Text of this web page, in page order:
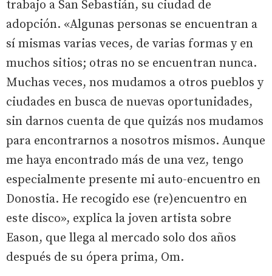
trabajo a San Sebastián, su ciudad de
adopción. «Algunas personas se encuentran a
sí mismas varias veces, de varias formas y en
muchos sitios; otras no se encuentran nunca.
Muchas veces, nos mudamos a otros pueblos y
ciudades en busca de nuevas oportunidades,
sin darnos cuenta de que quizás nos mudamos
para encontrarnos a nosotros mismos. Aunque
me haya encontrado más de una vez, tengo
especialmente presente mi auto-encuentro en
Donostia. He recogido ese (re)encuentro en
este disco», explica la joven artista sobre
Eason, que llega al mercado solo dos años
después de su ópera prima, Om.